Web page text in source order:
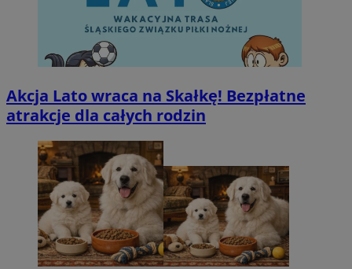
Akcja Lato wraca na Skałkę! Bezpłatne
atrakcje dla całych rodzin